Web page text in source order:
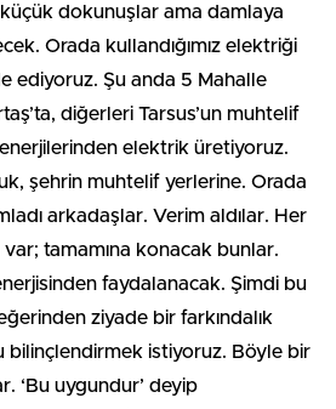
dokunuşlar ama damlaya
Orada kullandığımız elektriği
ediyoruz. Şu anda 5 Mahalle
diğerleri Tarsus’un muhtelif
elektrik üretiyoruz.
şehrin muhtelif yerlerine. Orada
arkadaşlar. Verim aldılar. Her
var; tamamına konacak bunlar.
faydalanacak. Şimdi bu
ziyade bir farkındalık
bilinçlendirmek istiyoruz. Böyle bir
‘Bu uygundur’ deyip